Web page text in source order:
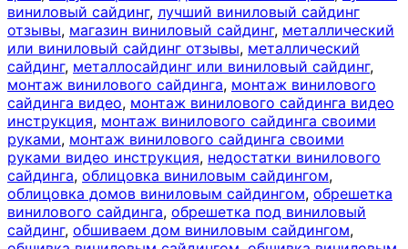
виниловый сайдинг, лучший виниловый сайдинг
отзывы, магазин виниловый сайдинг, металлический
или виниловый сайдинг отзывы, металлический
сайдинг, металлосайдинг или виниловый сайдинг,
монтаж винилового сайдинга, монтаж винилового
сайдинга видео, монтаж винилового сайдинга видео
инструкция, монтаж винилового сайдинга своими
руками, монтаж винилового сайдинга своими
руками видео инструкция, недостатки винилового
сайдинга, облицовка виниловым сайдингом,
облицовка домов виниловым сайдингом, обрешетка
винилового сайдинга, обрешетка под виниловый
сайдинг, обшиваем дом виниловым сайдингом,